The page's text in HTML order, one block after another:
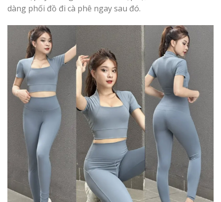
dàng phối đồ đi cà phê ngay sau đó.